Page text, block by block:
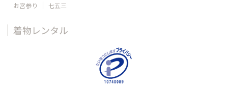
お宮参り 七五三
着物レンタル